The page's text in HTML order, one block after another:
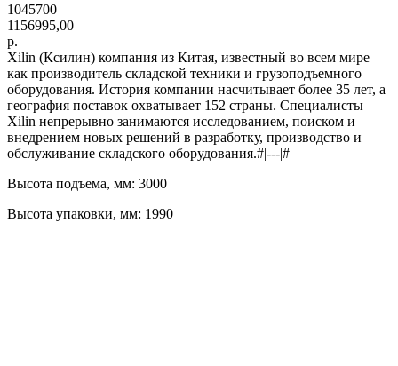
1045700
1156995,00
р.
Xilin (Ксилин) компания из Китая, известный во всем мире
как производитель складской техники и грузоподъемного
оборудования. История компании насчитывает более 35 лет, а
география поставок охватывает 152 страны. Специалисты
Xilin непрерывно занимаются исследованием, поиском и
внедрением новых решений в разработку, производство и
обслуживание складского оборудования.#|---|#
Высота подъема, мм: 3000
Высота упаковки, мм: 1990